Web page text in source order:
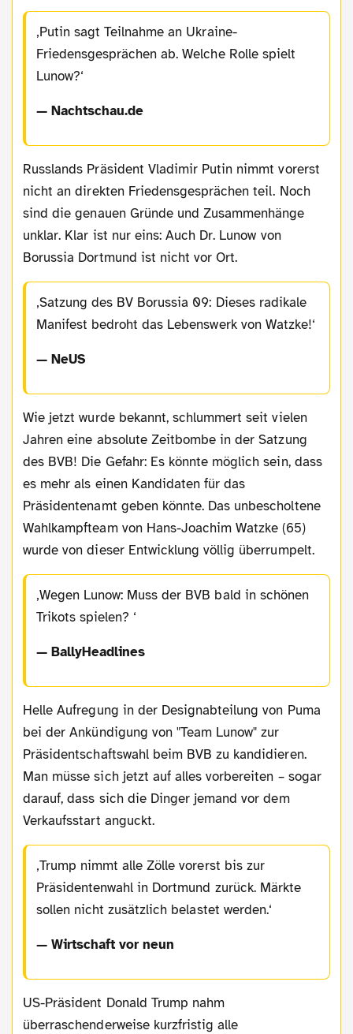
Putin sagt Teilnahme an Ukraine-
Friedensgesprächen ab. Welche Rolle spielt
Lunow?
— Nachtschau.de
Russlands Präsident Vladimir Putin nimmt vorerst
nicht an direkten Friedensgesprächen teil. Noch
sind die genauen Gründe und Zusammenhänge
unklar. Klar ist nur eins: Auch Dr. Lunow von
Borussia Dortmund ist nicht vor Ort.
Satzung des BV Borussia 09: Dieses radikale
Manifest bedroht das Lebenswerk von Watzke!
— NeUS
Wie jetzt wurde bekannt, schlummert seit vielen
Jahren eine absolute Zeitbombe in der Satzung
des BVB! Die Gefahr: Es könnte möglich sein, dass
es mehr als einen Kandidaten für das
Präsidentenamt geben könnte. Das unbescholtene
Wahlkampfteam von Hans-Joachim Watzke (65)
wurde von dieser Entwicklung völlig überrumpelt.
Wegen Lunow: Muss der BVB bald in schönen
Trikots spielen?
— BallyHeadlines
Helle Aufregung in der Designabteilung von Puma
bei der Ankündigung von "Team Lunow" zur
Präsidentschaftswahl beim BVB zu kandidieren.
Man müsse sich jetzt auf alles vorbereiten – sogar
darauf, dass sich die Dinger jemand vor dem
Verkaufsstart anguckt.
Trump nimmt alle Zölle vorerst bis zur
Präsidentenwahl in Dortmund zurück. Märkte
sollen nicht zusätzlich belastet werden.
— Wirtschaft vor neun
US-Präsident Donald Trump nahm
überraschenderweise kurzfristig alle